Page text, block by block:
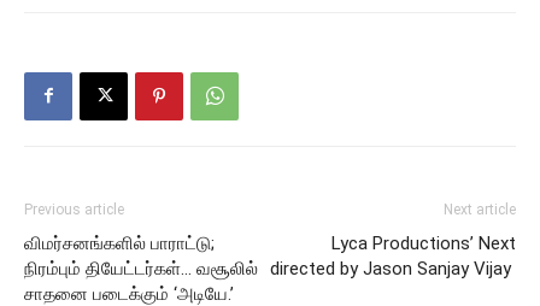
Previous article
விமர்சனங்களில் பாராட்டு;
நிரம்பும் தியேட்டர்கள்… வசூலில்
சாதனை படைக்கும் ‘அடியே.’
Next article
Lyca Productions’ Next
directed by Jason Sanjay Vijay